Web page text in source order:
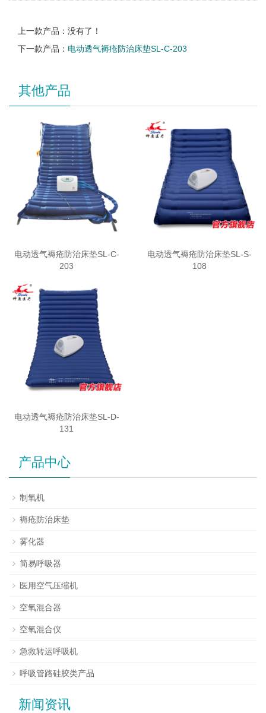
上一款产品：没有了！
下一款产品： 电动透气褥疮防治床垫SL-C-203
其他产品
电动透气褥疮防治床垫SL-C-
203
电动透气褥疮防治床垫SL-S-
108
电动透气褥疮防治床垫SL-D-
131
产品中心
制氧机
褥疮防治床垫
雾化器
简易呼吸器
医用空气压缩机
空氧混合器
空氧混合仪
急救转运呼吸机
呼吸管路硅胶类产品
新闻资讯